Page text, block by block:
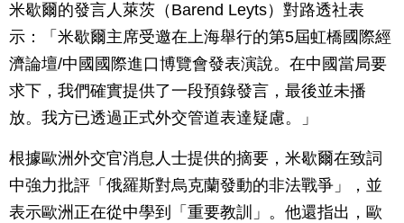
米歇爾的發言人萊茨（Barend Leyts）對路透社表
示：「米歇爾主席受邀在上海舉行的第5屆虹橋國際經
濟論壇/中國國際進口博覽會發表演說。在中國當局要
求下，我們確實提供了一段預錄發言，最後並未播
放。我方已透過正式外交管道表達疑慮。」
根據歐洲外交官消息人士提供的摘要，米歇爾在致詞
中強力批評「俄羅斯對烏克蘭發動的非法戰爭」，並
表示歐洲正在從中學到「重要教訓」。他還指出，歐